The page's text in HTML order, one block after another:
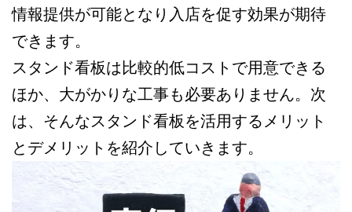
情報提供が可能となり入店を促す効果が期待
できます。
スタンド看板は比較的低コストで用意できる
ほか、大がかりな工事も必要ありません。次
は、そんなスタンド看板を活用するメリット
とデメリットを紹介していきます。